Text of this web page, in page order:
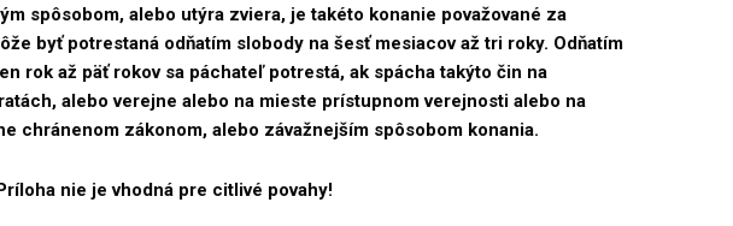
spôsobom, alebo utýra zviera, je takéto konanie považované za
byť potrestaná odňatím slobody na šesť mesiacov až tri roky. Odňatím
rok až päť rokov sa páchateľ potrestá, ak spácha takýto čin na
alebo verejne alebo na mieste prístupnom verejnosti alebo na
chránenom zákonom, alebo závažnejším spôsobom konania.
nie je vhodná pre citlivé povahy!